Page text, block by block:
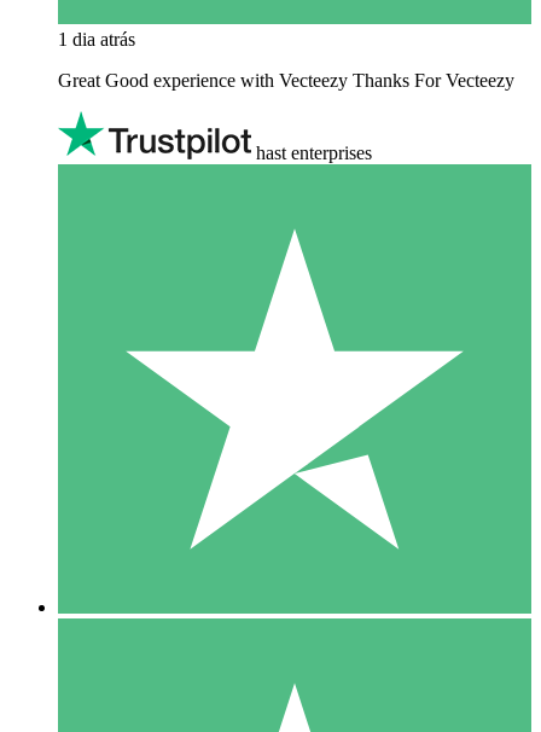
1 dia atrás
Great Good experience with Vecteezy Thanks For Vecteezy
hast enterprises